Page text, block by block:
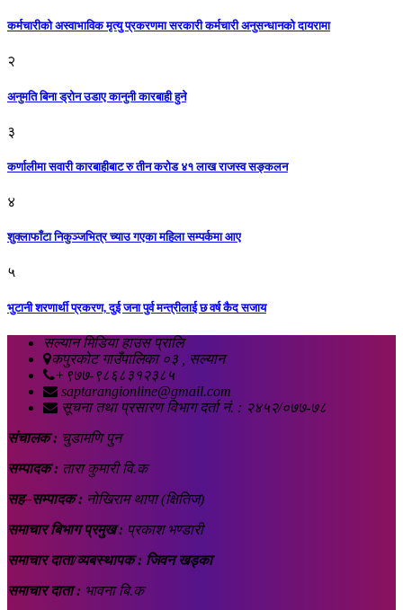
कर्मचारीको अस्वाभाविक मृत्यु प्रकरणमा सरकारी कर्मचारी अनुसन्धानको दायरामा
२
अनुमति बिना ड्रोन उडाए कानुनी कारबाही हुने
३
कर्णालीमा सवारी कारबाहीबाट रु तीन करोड ४१ लाख राजस्व सङ्कलन
४
शुक्लाफाँटा निकुञ्जभित्र च्याउ गएका महिला सम्पर्कमा आए
५
भुटानी शरणार्थी प्रकरण, दुई जना पुर्व मन्त्रीलाई छ वर्ष कैद सजाय
सल्यान मिडिया हाउस प्रालि
कपुरकोट गाउँपालिका ०३ , सल्यान
+९७७-९८६८३१२३८५
saptarangionline@gmail.com
सूचना तथा प्रसारण विभाग दर्ता नं. : २४५२/०७७-७८
संचालक : चुडामणि पुन
सम्पादक : तारा कुमारी वि.क
सह–सम्पादक : नोखिराम थापा (क्षितिज)
समाचार बिभाग प्रमुख : प्रकाश भण्डारी
समाचार दाता/व्यबस्थापक : जिवन खड्का
समाचार दाता : भावना बि.क